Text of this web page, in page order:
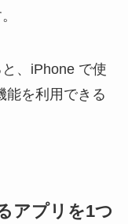
、iPhone で使
能を利用できる
アプリを1つ